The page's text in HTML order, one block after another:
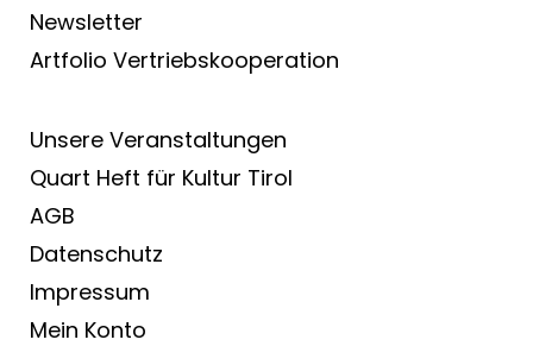
Newsletter
Artfolio Vertriebs­kooperation
Unsere Veranstaltungen
Quart Heft für Kultur Tirol
AGB
Datenschutz
Impressum
Mein Konto